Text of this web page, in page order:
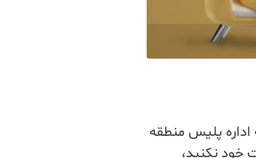
کارت جدید کنید. ۱.در مرحله ی اول به اداره پلیس منطقه
خود نکنید،